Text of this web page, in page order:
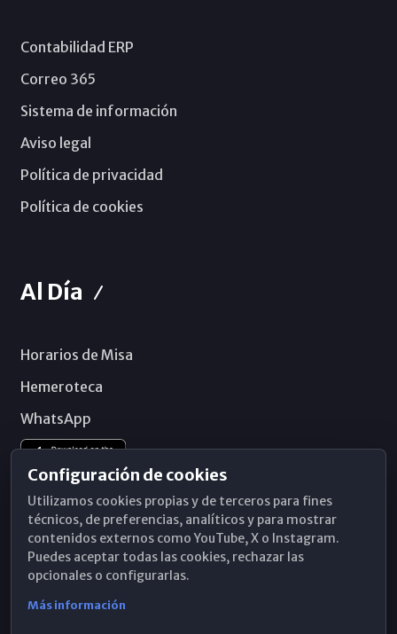
Contabilidad ERP
Correo 365
Sistema de información
Aviso legal
Política de privacidad
Política de cookies
Al Día
Horarios de Misa
Hemeroteca
WhatsApp
Configuración de cookies
Utilizamos cookies propias y de terceros para fines
técnicos, de preferencias, analíticos y para mostrar
contenidos externos como YouTube, X o Instagram.
Puedes aceptar todas las cookies, rechazar las
opcionales o configurarlas.
Más información